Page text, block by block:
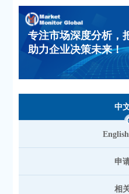
专注市场深度分析，
助力企业决策未来！
中
申
相